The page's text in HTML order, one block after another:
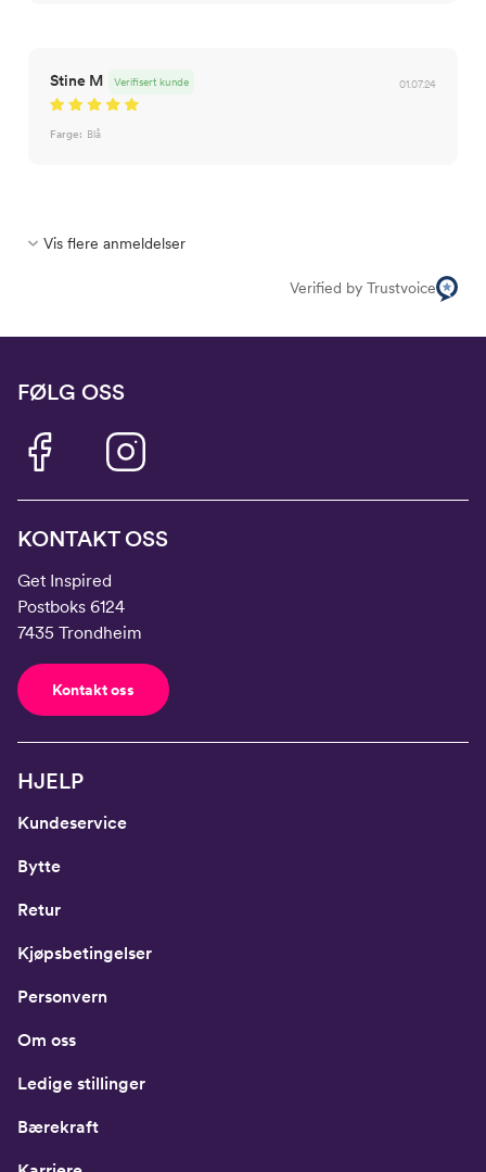
Stine M 01.07.24
Verifisert kunde
Farge: Blå
Vis flere anmeldelser
Verified by Trustvoice
FØLG OSS
KONTAKT OSS
Get Inspired
Postboks 6124
7435 Trondheim
Kontakt oss
HJELP
Kundeservice
Bytte
Retur
Kjøpsbetingelser
Personvern
Om oss
Ledige stillinger
Bærekraft